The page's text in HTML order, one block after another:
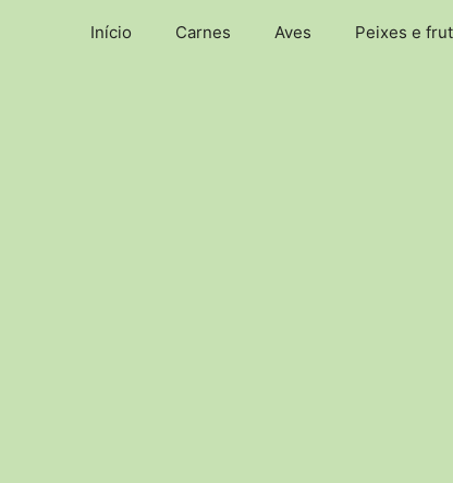
Início Carnes Aves Peixes e